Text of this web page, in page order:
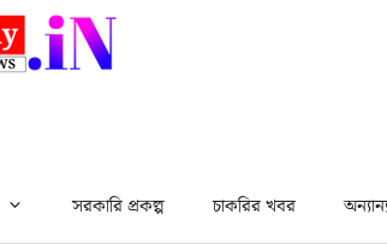
সরকারি প্রকল্প চাকরির খবর